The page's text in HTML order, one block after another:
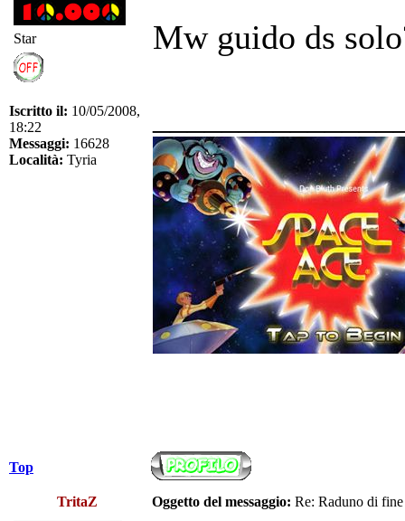
Star
Iscritto il: 10/05/2008,
18:22
Messaggi: 16628
Località: Tyria
Mw guido ds
Top
TritaZ Oggetto del messaggio: Re: Raduno di